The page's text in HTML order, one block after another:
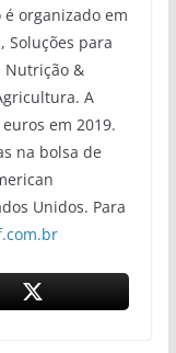
organizado em
Soluções para
Nutrição &
A
em 2019.
na bolsa de
Unidos. Para